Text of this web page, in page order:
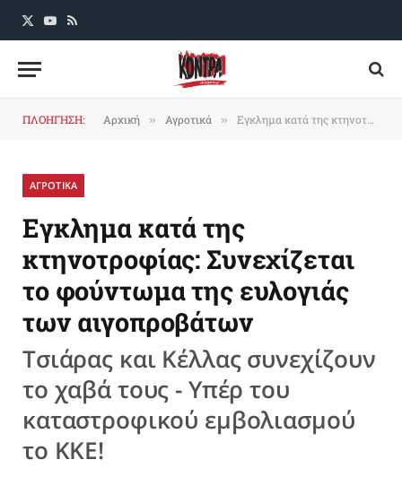
X
YouTube
RSS
ΠΛΟΗΓΗΣΗ: Αρχική » Αγροτικά » Eγκλημα κατά της κτηνοτροφίας: Συνεχίζεται το φούντωμα της ευλογιάς των αιγοπροβάτων
ΑΓΡΟΤΙΚΑ
Eγκλημα κατά της
κτηνοτροφίας: Συνεχίζεται
το φούντωμα της ευλογιάς
των αιγοπροβάτων
Τσιάρας και Κέλλας συνεχίζουν
το χαβά τους - Υπέρ του
καταστροφικού εμβολιασμού
το ΚΚΕ!